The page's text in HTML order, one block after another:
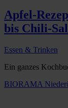
Apfel-
bis Chili-
Essen & Trinken
Ein ganzes
BIORAMA